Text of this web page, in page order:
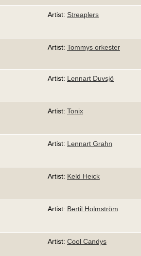
Artist: Streaplers
Artist: Tommys orkester
Artist: Lennart Duvsjö
Artist: Tonix
Artist: Lennart Grahn
Artist: Keld Heick
Artist: Bertil Holmström
Artist: Cool Candys